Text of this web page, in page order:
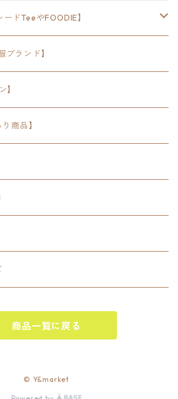
形
角形
ア正方形
カリフォルニア州
リカ）
ドTeeやFOODIE】
ブランド】
】
商品】
商品一覧に戻る
© Y&market